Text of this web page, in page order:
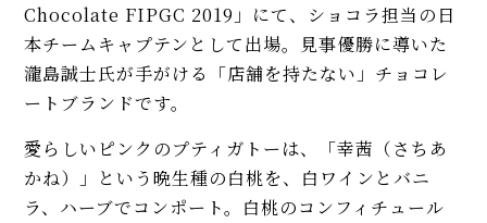
Chocolate FIPGC 2019」にて、ショコラ担当の日
本チームキャプテンとして出場。見事優勝に導いた
瀧島誠士氏が手がける「店舗を持たない」チョコレ
ートブランドです。
愛らしいピンクのプティガトーは、「幸茜（さちあ
かね）」という晩生種の白桃を、白ワインとバニ
ラ、ハーブでコンポート。白桃のコンフィチュール